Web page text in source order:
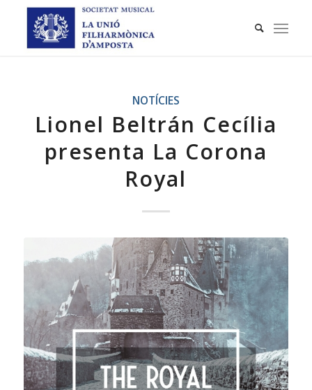
NOTÍCIES
Lionel Beltrán Cecília
presenta La Corona
Royal